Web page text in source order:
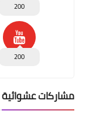
200
200
مشاركات عشوائية